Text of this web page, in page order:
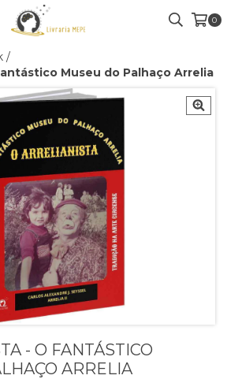
0
/
Museu do Palhaço Arrelia
- O FANTÁSTICO
ARRELIA